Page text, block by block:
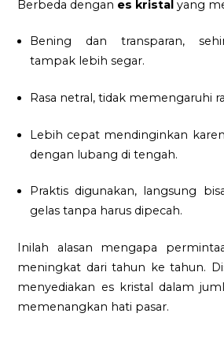
Berbeda dengan es kristal yang
Bening dan transparan,
tampak lebih segar.
Rasa netral, tidak memengaruhi
Lebih cepat mendinginkan
dengan lubang di tengah.
Praktis digunakan, langsung
gelas tanpa harus dipecah.
Inilah alasan mengapa
meningkat dari tahun ke tahun.
menyediakan es kristal dalam
memenangkan hati pasar.